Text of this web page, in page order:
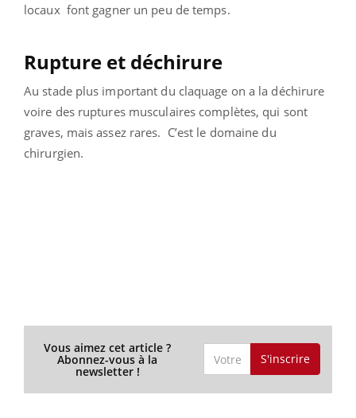
locaux font gagner un peu de temps.
Rupture et déchirure
Au stade plus important du claquage on a la déchirure
voire des ruptures musculaires complètes, qui sont
graves, mais assez rares. C’est le domaine du
chirurgien.
Vous aimez cet article ?
Abonnez-vous à la
newsletter !
S'inscrire